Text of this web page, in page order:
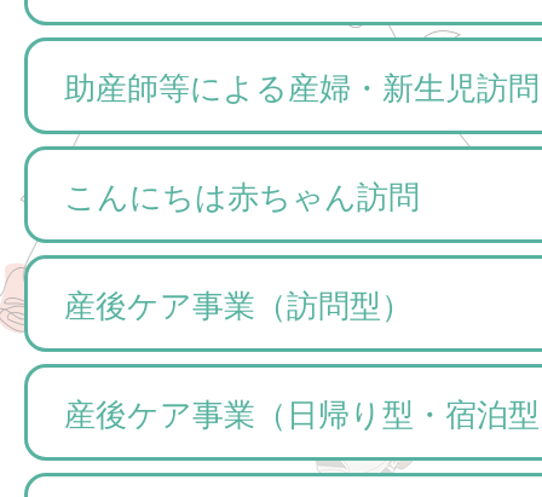
助産師等による産婦・新生児訪問
こんにちは赤ちゃん訪問
産後ケア事業（訪問型）
産後ケア事業（日帰り型・宿泊